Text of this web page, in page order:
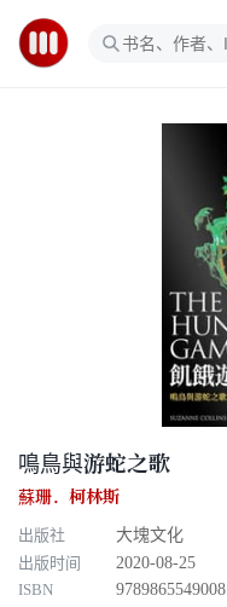
鳴鳥與游蛇之歌
蘇珊．柯林斯
出版社
大塊文化
出版时间
2020-08-25
ISBN
9789865549008